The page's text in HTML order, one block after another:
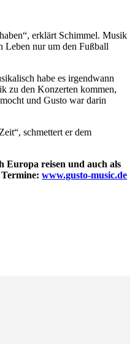
erklärt Schimmel. Musik
Leben nur um den Fußball
habe es irgendwann
zu den Konzerten kommen,
und Gusto war darin
schmettert er dem
Europa reisen und auch als
www.gusto-music.de